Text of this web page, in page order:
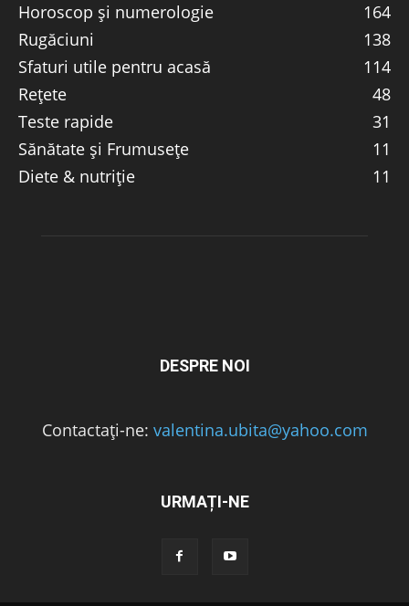
Horoscop și numerologie
164
Rugăciuni
138
Sfaturi utile pentru acasă
114
Rețete
48
Teste rapide
31
Sănătate și Frumusețe
11
Diete & nutriție
11
DESPRE NOI
Contactați-ne: valentina.ubita@yahoo.com
URMAȚI-NE